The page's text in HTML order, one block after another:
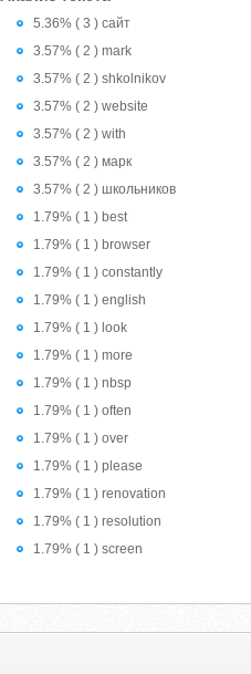
5.36% ( 3 ) сайт
3.57% ( 2 ) mark
3.57% ( 2 ) shkolnikov
3.57% ( 2 ) website
3.57% ( 2 ) with
3.57% ( 2 ) марк
3.57% ( 2 ) школьников
1.79% ( 1 ) best
1.79% ( 1 ) browser
1.79% ( 1 ) constantly
1.79% ( 1 ) english
1.79% ( 1 ) look
1.79% ( 1 ) more
1.79% ( 1 ) nbsp
1.79% ( 1 ) often
1.79% ( 1 ) over
1.79% ( 1 ) please
1.79% ( 1 ) renovation
1.79% ( 1 ) resolution
1.79% ( 1 ) screen